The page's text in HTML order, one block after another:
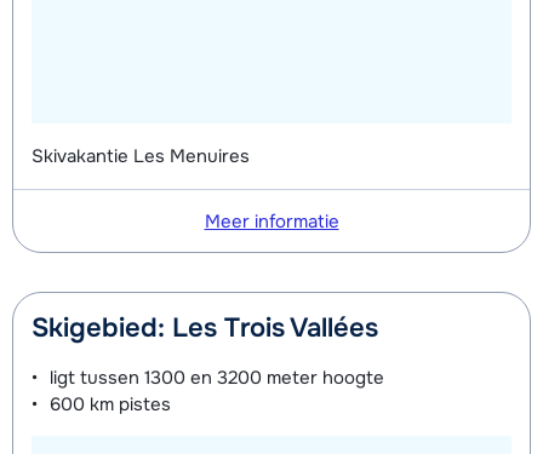
Skivakantie Les Menuires
Meer informatie
Skigebied: Les Trois Vallées
ligt tussen 1300 en 3200 meter hoogte
600 km pistes